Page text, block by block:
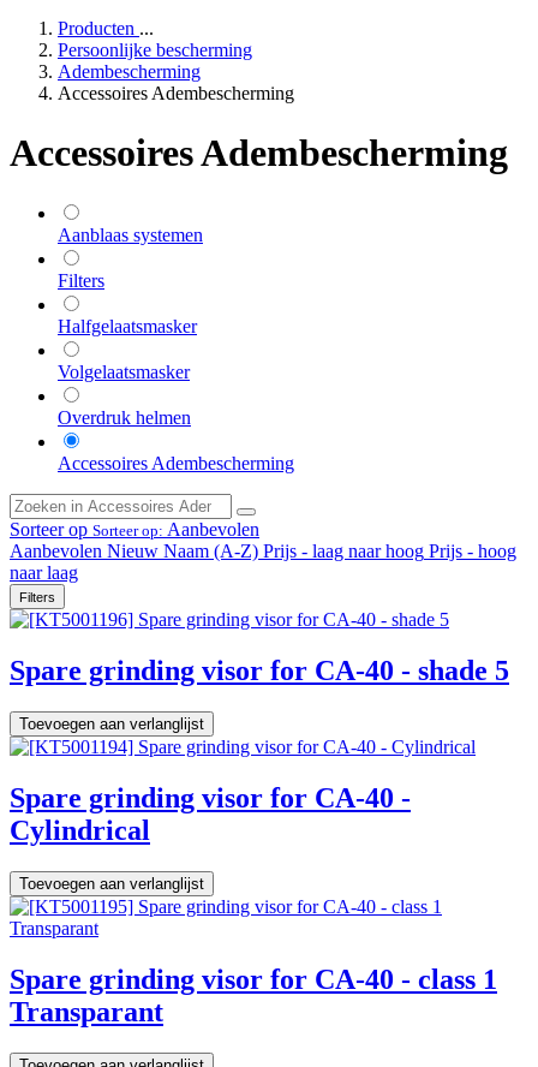
Producten ...
Persoonlijke bescherming
Adembescherming
Accessoires Adembescherming
Accessoires Adembescherming
Aanblaas systemen
Filters
Halfgelaatsmasker
Volgelaatsmasker
Overdruk helmen
Accessoires Adembescherming
Sorteer op Sorteer op: Aanbevolen
Aanbevolen Nieuw Naam (A-Z) Prijs - laag naar hoog Prijs - hoog
naar laag
Filters
Spare grinding visor for CA-40 - shade 5
Toevoegen aan verlanglijst
Spare grinding visor for CA-40 -
Cylindrical
Toevoegen aan verlanglijst
Spare grinding visor for CA-40 - class 1
Transparant